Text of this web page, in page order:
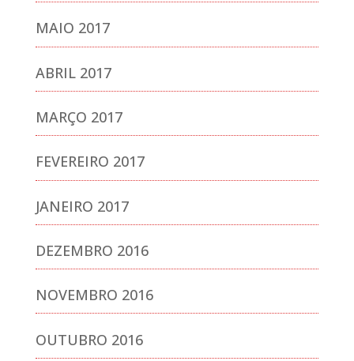
MAIO 2017
ABRIL 2017
MARÇO 2017
FEVEREIRO 2017
JANEIRO 2017
DEZEMBRO 2016
NOVEMBRO 2016
OUTUBRO 2016